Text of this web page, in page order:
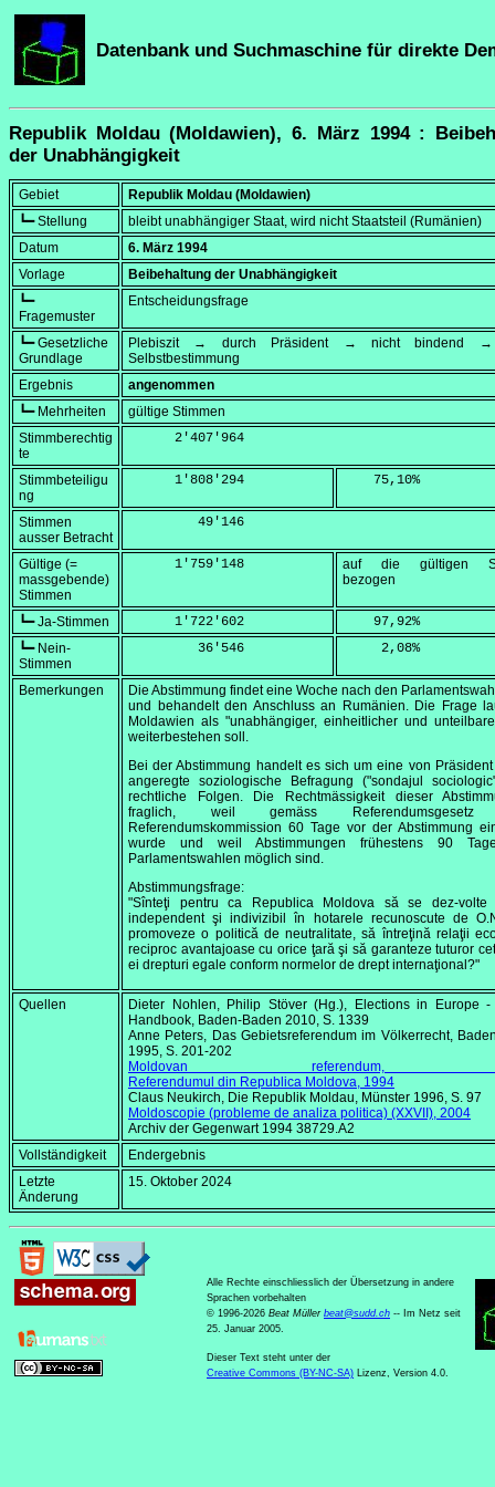
Datenbank und Suchmaschine für direkte
Republik Moldau (Moldawien), 6. März 1994 :
der Unabhängigkeit
Gebiet
Republik Moldau (Moldawien)
┗━ Stellung
bleibt unabhängiger Staat, wird nicht Staatsteil (Rumänien)
Datum
6. März 1994
Vorlage
Beibehaltung der Unabhängigkeit
┗━
Fragemuster
Entscheidungsfrage
┗━ Gesetzliche
Grundlage
Plebiszit → durch Präsident → nicht bindend →
Selbstbestimmung
Ergebnis
angenommen
┗━ Mehrheiten
gültige Stimmen
Stimmberechtig
te
      2'407'964
Stimmbeteiligu
ng
      1'808'294
    75,10
%
Stimmen
ausser Betracht
         49'146
Gültige (=
massgebende)
Stimmen
      1'759'148
auf die gültigen
bezogen
┗━ Ja-Stimmen
      1'722'602
    97,92
%
┗━ Nein-
Stimmen
         36'546
     2,08
%
Bemerkungen
Die Abstimmung findet eine Woche nach den
und behandelt den Anschluss an Rumänien. Die Frage
Moldawien als "unabhängiger, einheitlicher und
weiterbestehen soll.
Bei der Abstimmung handelt es sich um eine von
angeregte soziologische Befragung ("sondajul
rechtliche Folgen. Die Rechtmässigkeit dieser
fraglich, weil gemäss Referendumsgesetz
Referendumskommission 60 Tage vor der Abstimmung
wurde und weil Abstimmungen frühestens 90
Parlamentswahlen möglich sind.
Abstimmungsfrage:
"Sînteţi pentru ca Republica Moldova să se dez-volte
independent şi indivizibil în hotarele recunoscute de
promoveze o politică de neutralitate, să întreţină relaţii
reciproc avantajoase cu orice ţară şi să garanteze tuturor
ei drepturi egale conform normelor de drept internaţional?"
Quellen Dieter Nohlen, Philip Stöver (Hg.),
Elections in Europe
Handbook, Baden-Baden 2010, S. 1339
Anne Peters, Das Gebietsreferendum im Völkerrecht,
1995, S. 201-202
Moldovan referendum,
Referendumul din Republica Moldova, 1994
Claus Neukirch, Die Republik Moldau, Münster 1996, S. 97
Moldoscopie (probleme de analiza politica) (XXVII), 2004
Archiv der Gegenwart 1994 38729.A2
Vollständigkeit
Endergebnis
Letzte
Änderung
15. Oktober 2024
Alle Rechte einschliesslich der Übersetzung in andere
Sprachen vorbehalten
© 1996-2026 Beat Müller beat@sudd.ch -- Im Netz seit
25. Januar 2005.
Dieser Text steht unter der
Creative Commons (BY-NC-SA) Lizenz, Version 4.0.